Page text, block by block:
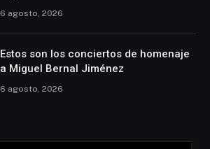
6 agosto, 2026
Estos son los conciertos de homenaje
a Miguel Bernal Jiménez
6 agosto, 2026